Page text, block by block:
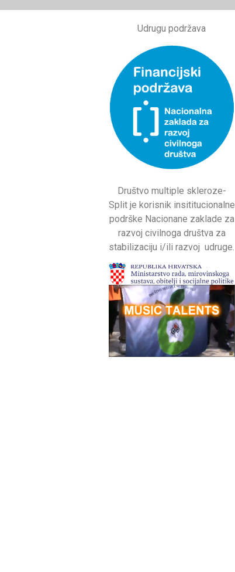
Udrugu podržava
Društvo multiple skleroze-
Split je korisnik insititucionalne
podrške Nacionane zaklade za
razvoj civilnoga društva za
stabilizaciju i/ili razvoj udruge.